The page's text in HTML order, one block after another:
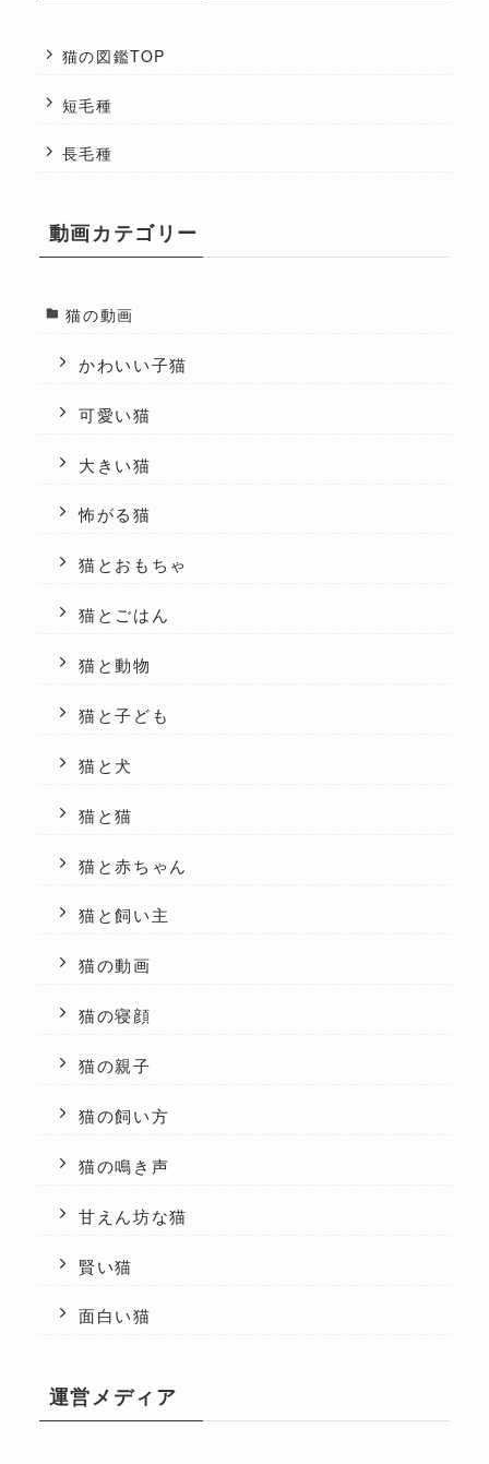
猫の図鑑TOP
短毛種
長毛種
動画カテゴリー
猫の動画
かわいい子猫
可愛い猫
大きい猫
怖がる猫
猫とおもちゃ
猫とごはん
猫と動物
猫と子ども
猫と犬
猫と猫
猫と赤ちゃん
猫と飼い主
猫の動画
猫の寝顔
猫の親子
猫の飼い方
猫の鳴き声
甘えん坊な猫
賢い猫
面白い猫
運営メディア